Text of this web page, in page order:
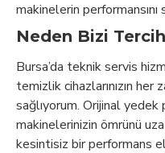
makinelerin
Neden Bizi
Bursa’da teknik servis
temizlik cihazlarınızın her
sağlıyorum. Orijinal yedek
makinelerinizin ömrünü
kesintisiz bir performans